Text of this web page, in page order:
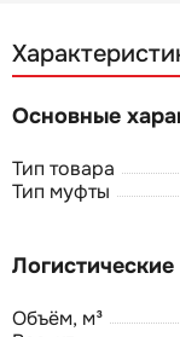
Основные
Тип товара
Тип муфты
Объём, м³